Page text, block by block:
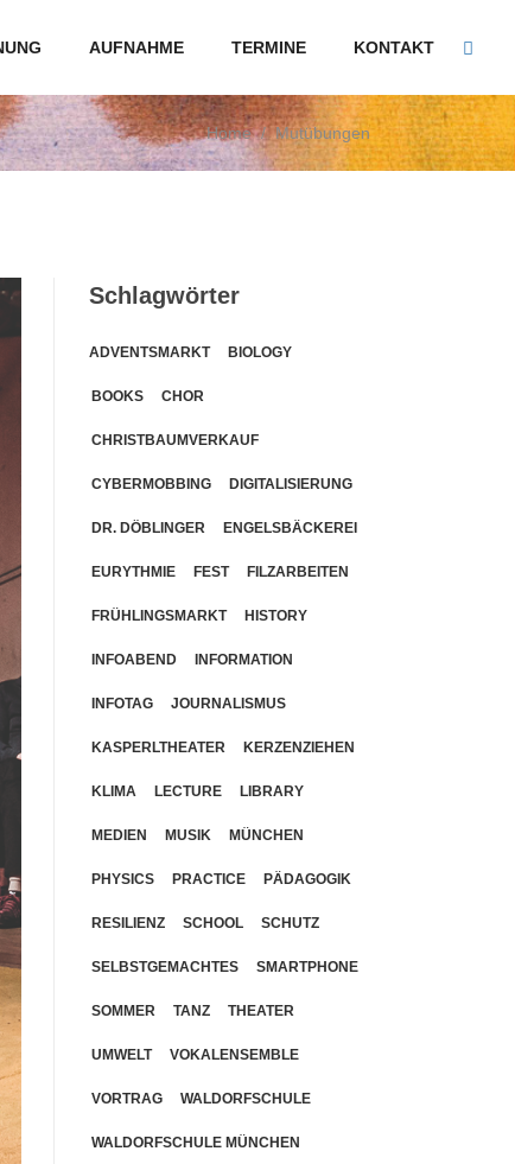
AUFNAHME TERMINE KONTAKT
Home/Mutübungen
Schlagwörter
ADVENTSMARKT BIOLOGY
BOOKS CHOR
CHRISTBAUMVERKAUF
CYBERMOBBING DIGITALISIERUNG
DR. DÖBLINGER ENGELSBÄCKEREI
EURYTHMIE FEST FILZARBEITEN
FRÜHLINGSMARKT HISTORY
INFOABEND INFORMATION
INFOTAG JOURNALISMUS
KASPERLTHEATER KERZENZIEHEN
KLIMA LECTURE LIBRARY
MEDIEN MUSIK MÜNCHEN
PHYSICS PRACTICE PÄDAGOGIK
RESILIENZ SCHOOL SCHUTZ
SELBSTGEMACHTES SMARTPHONE
SOMMER TANZ THEATER
UMWELT VOKALENSEMBLE
VORTRAG WALDORFSCHULE
WALDORFSCHULE MÜNCHEN